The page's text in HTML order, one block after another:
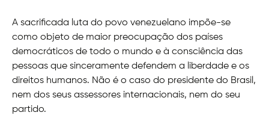
A sacrificada luta do povo venezuelano impõe-se
como objeto de maior preocupação dos países
democráticos de todo o mundo e à consciência das
pessoas que sinceramente defendem a liberdade e os
direitos humanos. Não é o caso do presidente do Brasil,
nem dos seus assessores internacionais, nem do seu
partido.